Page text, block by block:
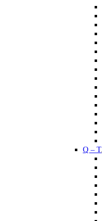
Q – T